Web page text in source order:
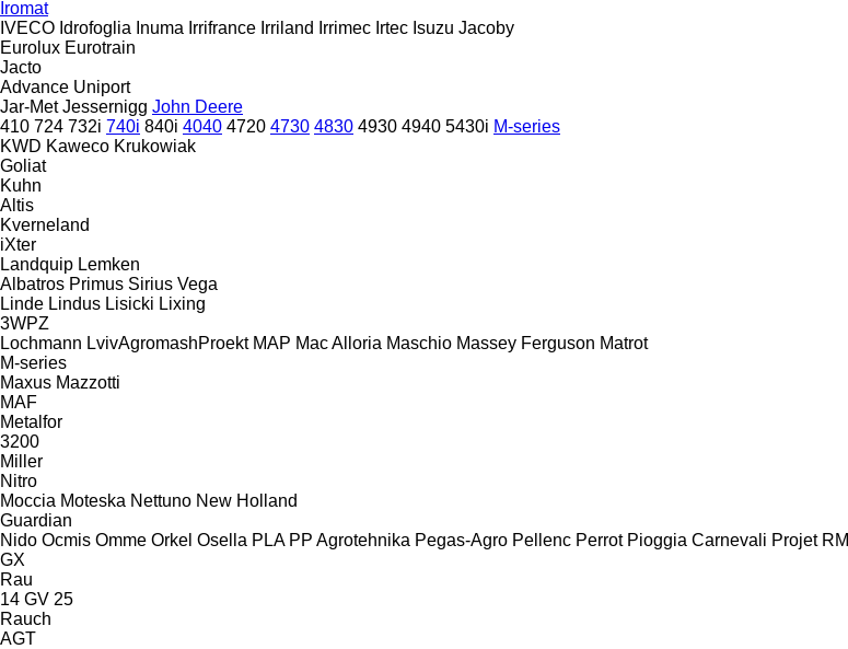
Iromat
IVECO Idrofoglia Inuma Irrifrance Irriland Irrimec Irtec Isuzu Jacoby
Eurolux Eurotrain
Jacto
Advance Uniport
Jar-Met Jessernigg John Deere
410 724 732i 740i 840i 4040 4720 4730 4830 4930 4940 5430i M-series
KWD Kaweco Krukowiak
Goliat
Kuhn
Altis
Kverneland
iXter
Landquip Lemken
Albatros Primus Sirius Vega
Linde Lindus Lisicki Lixing
3WPZ
Lochmann LvivAgromashProekt MAP Mac Alloria Maschio Massey Ferguson Matrot
M-series
Maxus Mazzotti
MAF
Metalfor
3200
Miller
Nitro
Moccia Moteska Nettuno New Holland
Guardian
Nido Ocmis Omme Orkel Osella PLA PP Agrotehnika Pegas-Agro Pellenc Perrot Pioggia Carnevali Projet RM
GX
Rau
14 GV 25
Rauch
AGT